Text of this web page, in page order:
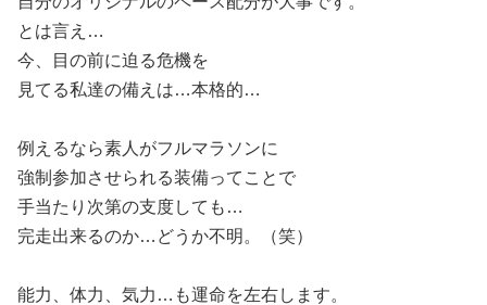
とは言え…
今、目の前に迫る危機を
見てる私達の備えは…本格的…
例えるなら素人がフルマラソンに
強制参加させられる装備ってことで
手当たり次第の支度しても…
完走出来るのか…どうか不明。（笑）
能力、体力、気力…も運命を左右します。